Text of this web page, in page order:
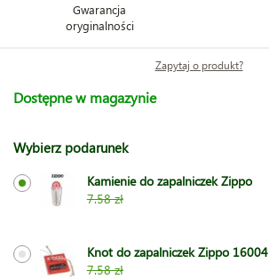
Gwarancja
oryginalności
Zapytaj o produkt?
Dostępne w magazynie
Wybierz podarunek
Kamienie do zapalniczek Zippo
7.58 zł
Knot do zapalniczek Zippo 16004
7.58 zł